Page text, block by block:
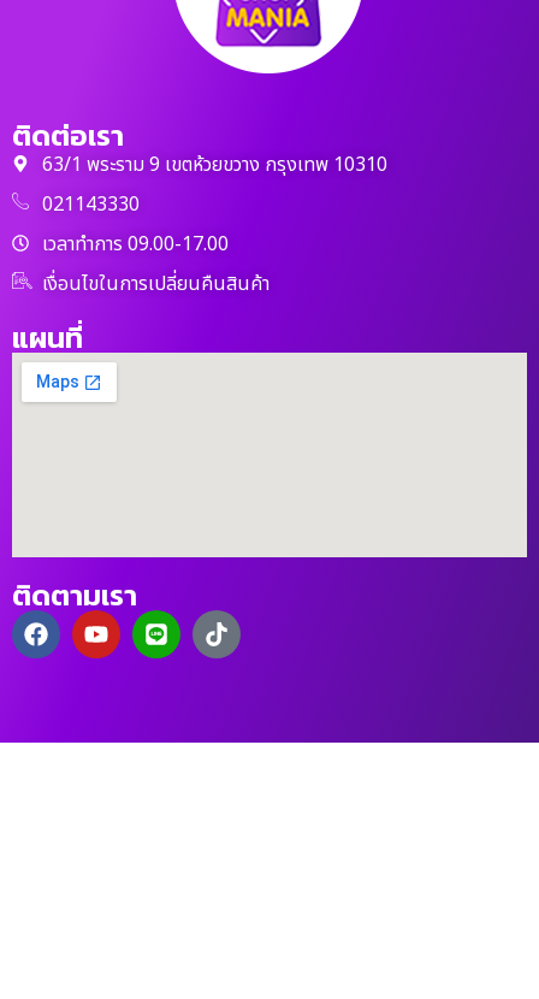
ติดต่อเรา
63/1 พระราม 9 เขตห้วยขวาง กรุงเทพ 10310
021143330
เวลาทำการ 09.00-17.00
เงื่อนไขในการเปลี่ยนคืนสินค้า
แผนที่
ติดตามเรา